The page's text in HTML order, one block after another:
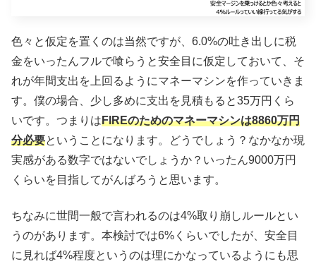
色々と仮定を置くのは当然ですが、6.0%の吐き出しに税
金をいったんフルで喰らうと安全目に仮定しておいて、そ
れが年間支出を上回るようにマネーマシンを作っていきま
す。僕の場合、少し多めに支出を見積もると35万円くら
いです。つまりはFIREのためのマネーマシンは8860万円
分必要ということになります。どうでしょう？なかなか現
実感がある数字ではないでしょうか？いったん9000万円
くらいを目指してがんばろうと思います。
ちなみに世間一般で言われるのは4%取り崩しルールとい
うのがあります。本検討では6%くらいでしたが、安全目
に見れば4%程度というのは理にかなっているようにも思